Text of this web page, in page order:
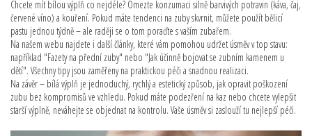
Chcete mít bílou výplň co nejdéle? Omezte konzumaci silně barvivých potravin (káva, čaj,
červené víno) a kouření. Pokud máte tendenci na zuby skvrnit, můžete použít bělicí
pastu jednou týdně – ale raději se o tom poraďte s vaším zubařem.
Na našem webu najdete i další články, které vám pomohou udržet úsměv v top stavu:
například "Fazety na přední zuby" nebo "Jak účinně bojovat se zubním kamenem u
dětí". Všechny tipy jsou zaměřeny na praktickou péči a snadnou realizaci.
Na závěr – bílá výplň je jednoduchý, rychlý a estetický způsob, jak opravit poškození
zubu bez kompromisů ve vzhledu. Pokud máte podezření na kaz nebo chcete vylepšit
starší výplně, neváhejte se objednat na kontrolu. Vaše úsměv si zaslouží tu nejlepší péči.